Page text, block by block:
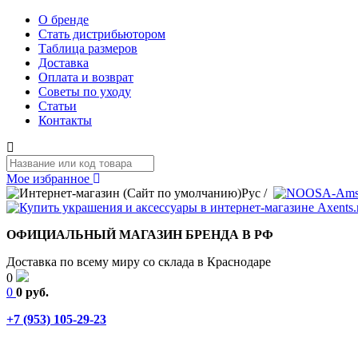
О бренде
Стать дистрибьютором
Таблица размеров
Доставка
Оплата и возврат
Советы по уходу
Статьи
Контакты
Мое избранное
Рус /
ОФИЦИАЛЬНЫЙ МАГАЗИН БРЕНДА В РФ
Доставка по всему миру со склада в Краснодаре
0
0 0 руб.
+7 (953) 105-29-23